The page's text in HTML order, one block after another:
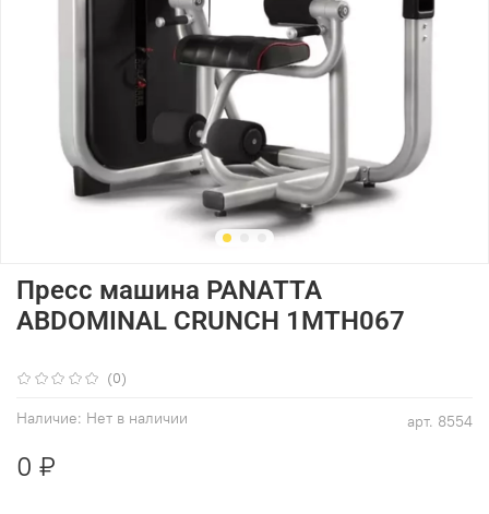
(0)
арт. 8554
Наличие: Нет в наличии
Пресс машина PANATTA
ABDOMINAL CRUNCH 1MTH067
0 ₽